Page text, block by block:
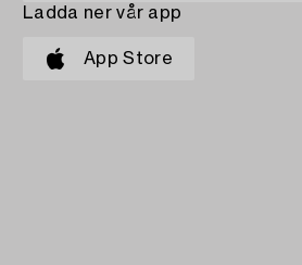
Ladda ner vår app
App Store